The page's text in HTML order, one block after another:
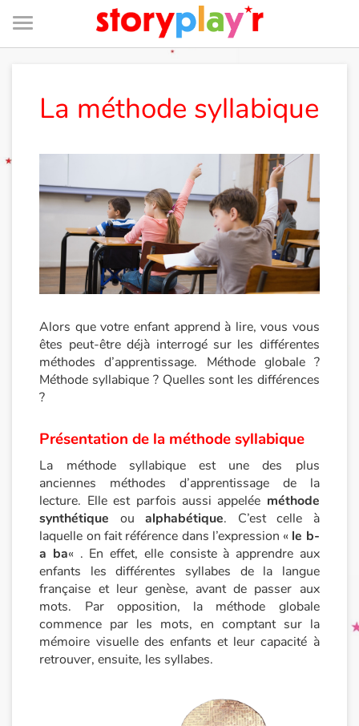
Je me connecte
Bibliothèque
Accueil
Contes d'ici et d'ailleurs
Fable, mythe, littérature et poésie
Princesses et princes, rois, reines et dragons
Ogres, monstres et sorcières
Héroïnes et héros
Écologie, nature, saisons
Les animaux
Voyage, épopée, enquête, aventure
Autour du monde
La méthode syllabique
Alors que votre enfant apprend à lire, vous vous
êtes peut-être déjà interrogé sur les différentes
méthodes d’apprentissage. Méthode globale ?
Méthode syllabique ? Quelles sont les différences
?
Présentation de la méthode syllabique
La méthode syllabique est une des plus
anciennes méthodes d’apprentissage de la
lecture. Elle est parfois aussi appelée méthode
synthétique oualphabétique. C’est celle à
laquelle on fait référence dans l’expression « le b-
a ba« . En effet, elle consiste à apprendre aux
enfants les différentes syllabes de la langue
française et leur genèse, avant de passer aux
mots. Par opposition, la méthode globale
commence par les mots, en comptant sur la
mémoire visuelle des enfants et leur capacité à
retrouver, ensuite, les syllabes.